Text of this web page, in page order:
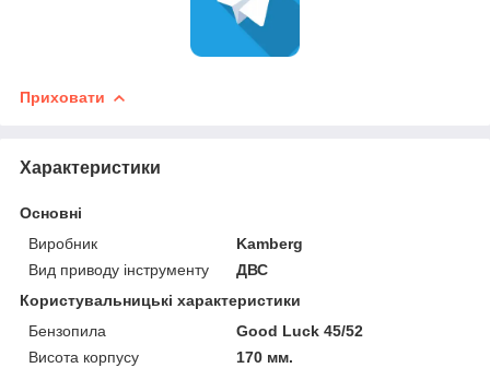
Приховати
Характеристики
Основні
Виробник
Kamberg
Вид приводу інструменту
ДВС
Користувальницькі характеристики
Бензопила
Good Luck 45/52
Висота корпусу
170 мм.